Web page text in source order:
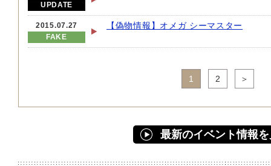
UPDATE
2015.07.27
FAKE
【偽物情報】オメガ シーマスター
1 2 ＞
最新のイベント情報